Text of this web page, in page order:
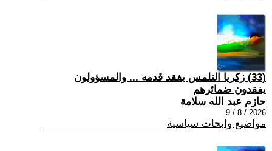
(33) زكريا التلمس يفقد قدمه ... والمسؤولون
يفقدون ضمائرهم
حازم عبد الله سلامة
2026 / 8 / 9
مواضيع وابحاث سياسية